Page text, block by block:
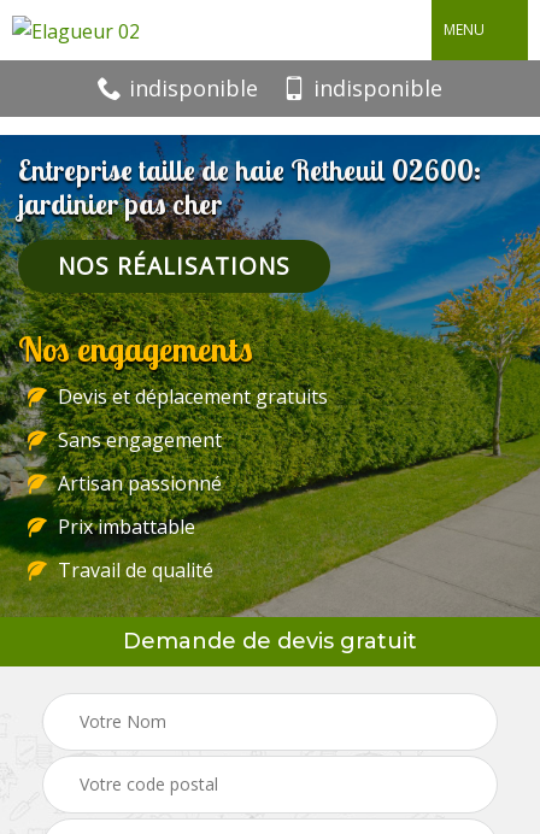
MENU
indisponible indisponible
Entreprise taille de haie Retheuil 02600:
jardinier pas cher
NOS RÉALISATIONS
Nos engagements
Devis et déplacement gratuits
Sans engagement
Artisan passionné
Prix imbattable
Travail de qualité
Demande de devis gratuit